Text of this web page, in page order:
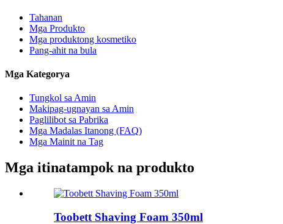
Tahanan
Mga Produkto
Mga produktong kosmetiko
Pang-ahit na bula
Mga Kategorya
Tungkol sa Amin
Makipag-ugnayan sa Amin
Paglilibot sa Pabrika
Mga Madalas Itanong (FAQ)
Mga Mainit na Tag
Mga itinatampok na produkto
Toobett Shaving Foam 350ml